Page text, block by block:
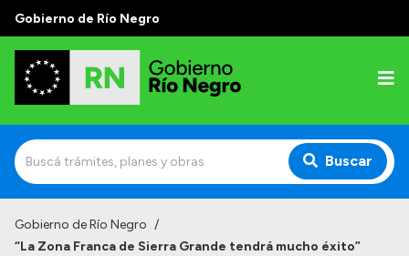
Gobierno de Río Negro
Buscar
Gobierno de Río Negro /
“La Zona Franca de Sierra Grande tendrá mucho éxito”